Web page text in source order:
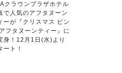
クラウンプラザホテル
で人気のアフタヌーン
ーが『クリスマス ピン
フタヌーンティー』に
身！12月1日(水)より
ート！